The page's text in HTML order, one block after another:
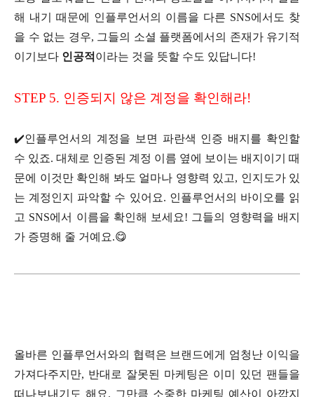
해 내기 때문에 인플루언서의 이름을 다른 SNS에서도 찾
을 수 없는 경우, 그들의 소셜 플랫폼에서의 존재가 유기적
이기보다 인공적 이라는 것을 뜻할 수도 있답니다!
STEP 5. 인증되지 않은 계정을 확인해라!
✔️인플루언서의 계정을 보면 파란색 인증 배지를 확인할
수 있죠. 대체로 인증된 계정 이름 옆에 보이는 배지이기 때
문에 이것만 확인해 봐도 얼마나 영향력 있고, 인지도가 있
는 계정인지 파악할 수 있어요. 인플루언서의 바이오를 읽
고 SNS에서 이름을 확인해 보세요! 그들의 영향력을 배지
가 증명해 줄 거예요.😋
올바른 인플루언서와의 협력은 브랜드에게 엄청난 이익을
가져다주지만, 반대로 잘못된 마케팅은 이미 있던 팬들을
떠나보내기도 해요. 그만큼 소중한 마케팅 예산이 아깝지